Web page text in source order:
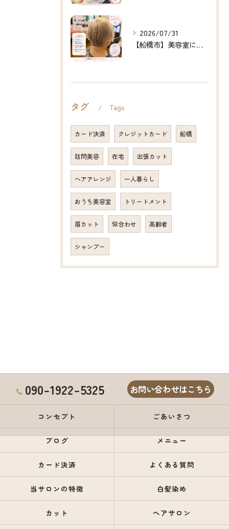
2026/07/31
【船橋市】美容室に行けない…をなくしたい✂️✨
タグ Tags
カード決済 クレジットカード 船橋
訪問美容 在宅 出張カット
ヘアアレンジ 一人暮らし
おうち美容室 トリートメント
眉カット 似合わせ 高齢者
シャンプー
090-1922-5325 お問い合わせはこちら
コンセプト ごあいさつ
ブログ メニュー
カード決済 よくある質問
当サロンの特徴 白髪染め
カット ヘアサロン